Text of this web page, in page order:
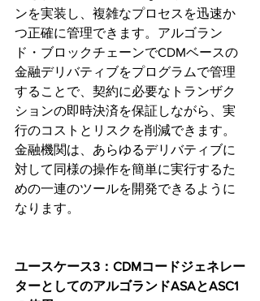
ンを実装し、複雑なプロセスを迅速か
つ正確に管理できます。アルゴラン
ド・ブロックチェーンでCDMベースの
金融デリバティブをプログラムで管理
することで、契約に必要なトランザク
ションの即時決済を保証しながら、実
行のコストとリスクを削減できます。
金融機関は、あらゆるデリバティブに
対して同様の操作を簡単に実行するた
めの一連のツールを開発できるように
なります。
ユースケース3：CDMコードジェネレー
ターとしてのアルゴランドASAとASC1